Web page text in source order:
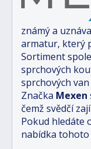
známý a
armatur, který
Sortiment
sprchových
sprchových
Značka Mexen
čemž svědčí
Pokud hledáte
nabídka tohoto